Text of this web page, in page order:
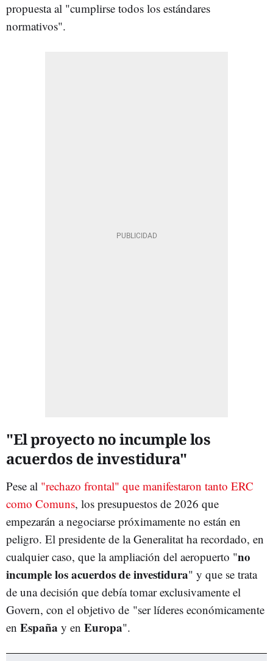
propuesta al "cumplirse todos los estándares
normativos".
"El proyecto no incumple los
acuerdos de investidura"
Pese al "rechazo frontal" que manifestaron tanto ERC
como Comuns, los presupuestos de 2026 que
empezarán a negociarse próximamente no están en
peligro. El presidente de la Generalitat ha recordado, en
cualquier caso, que la ampliación del aeropuerto "no
incumple los acuerdos de investidura" y que se trata
de una decisión que debía tomar exclusivamente el
Govern, con el objetivo de "ser líderes económicamente
en España y en Europa".